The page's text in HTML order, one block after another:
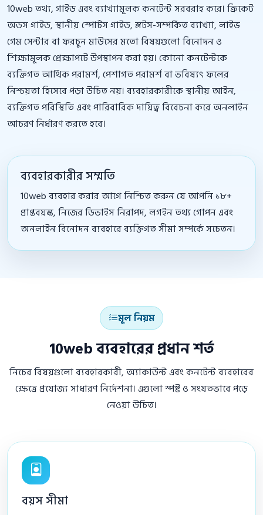
10web তথ্য, গাইড এবং ব্যাখ্যামূলক কনটেন্ট সরবরাহ করে। ক্রিকেট
অডস গাইড, স্থানীয় স্পোর্টস গাইড, স্লটস-সম্পর্কিত ব্যাখ্যা, লাইভ
গেম সেন্টার বা ফরচুন মাউসের মতো বিষয়গুলো বিনোদন ও
শিক্ষামূলক প্রেক্ষাপটে উপস্থাপন করা হয়। কোনো কনটেন্টকে
ব্যক্তিগত আর্থিক পরামর্শ, পেশাগত পরামর্শ বা ভবিষ্যৎ ফলের
নিশ্চয়তা হিসেবে পড়া উচিত নয়। ব্যবহারকারীকে স্থানীয় আইন,
ব্যক্তিগত পরিস্থিতি এবং পারিবারিক দায়িত্ব বিবেচনা করে অনলাইন
আচরণ নির্ধারণ করতে হবে।
ব্যবহারকারীর সম্মতি
10web ব্যবহার করার আগে নিশ্চিত করুন যে আপনি ১৮+
প্রাপ্তবয়স্ক, নিজের ডিভাইস নিরাপদ, লগইন তথ্য গোপন এবং
অনলাইন বিনোদন ব্যবহারে ব্যক্তিগত সীমা সম্পর্কে সচেতন।
মূল নিয়ম
10web ব্যবহারের প্রধান শর্ত
নিচের বিষয়গুলো ব্যবহারকারী, অ্যাকাউন্ট এবং কনটেন্ট ব্যবহারের
ক্ষেত্রে প্রযোজ্য সাধারণ নির্দেশনা। এগুলো স্পষ্ট ও সংযতভাবে পড়ে
নেওয়া উচিত।
বয়স সীমা